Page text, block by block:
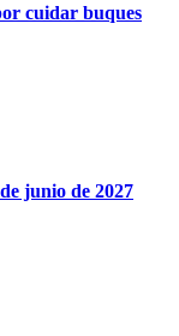
cuidar buques
junio de 2027